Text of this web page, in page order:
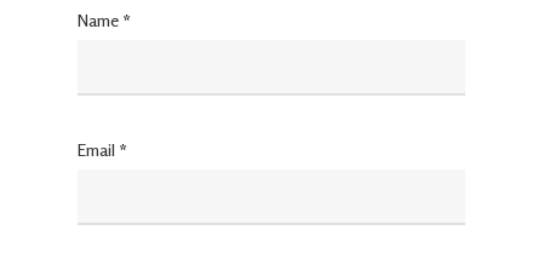
Name *
Email *